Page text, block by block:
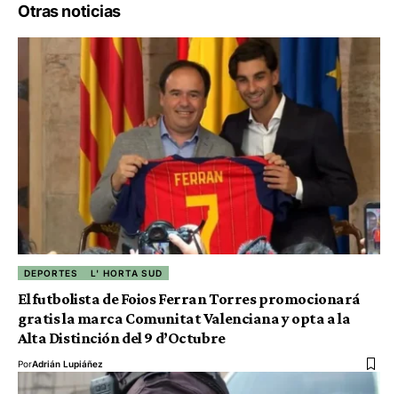
Otras noticias
DEPORTES L' HORTA SUD
El futbolista de Foios Ferran Torres promocionará
gratis la marca Comunitat Valenciana y opta a la
Alta Distinción del 9 d’Octubre
PorAdrián Lupiáñez